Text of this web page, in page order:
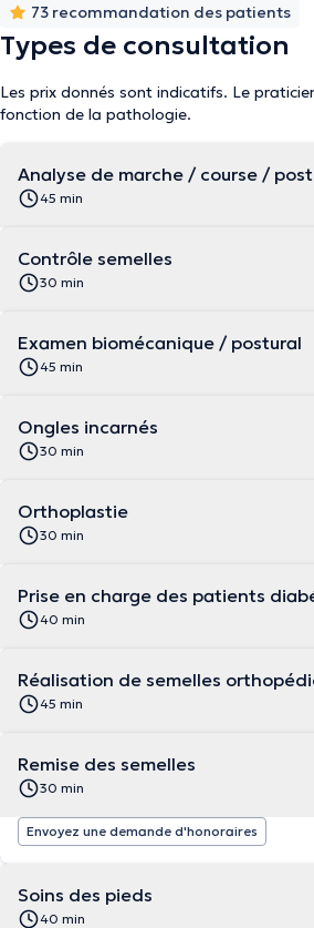
73 recommandation des patients
Types de consultation
Les prix donnés sont indicatifs. Le
fonction de la pathologie.
Analyse de marche / course /
45 min
Contrôle semelles
30 min
Examen biomécanique / postural
45 min
Ongles incarnés
30 min
Orthoplastie
30 min
Prise en charge des patients
40 min
Réalisation de semelles
45 min
Remise des semelles
30 min
Envoyez une demande d'honoraires
Soins des pieds
40 min